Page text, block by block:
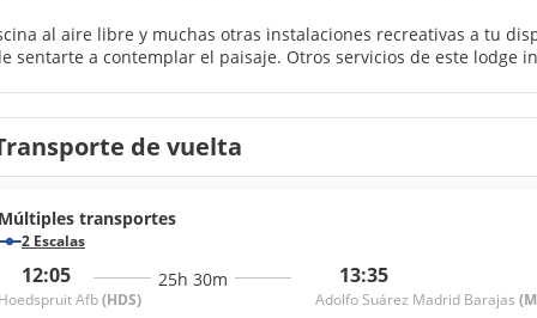
al aire libre y muchas otras instalaciones recreativas a tu
sentarte a contemplar el paisaje. Otros servicios de este lodge
en tu propia casa en cualquiera de las 42 habitaciones. El
de higiene personal gratuitos. Entre las comodidades, se
disponible todos los días.
pasa por el restaurante de este lodge, que ofrece
de un detalle de bienvenida gratuito organizado por la
un bocado. Qué mejor forma de acabar el día que con una
los días de 07:00 a 09:00.
de vuelta
Múltiples transportes
2 Escalas
12:05
Hoedspruit Afb(HDS)
25h 30m 13:35
Adolfo Suárez Madrid Barajas